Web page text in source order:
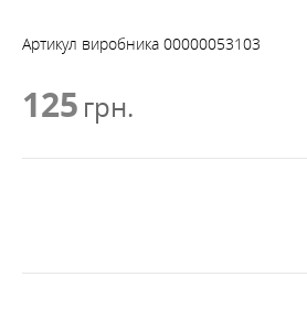
Артикул виробника 00000053103
125 грн.